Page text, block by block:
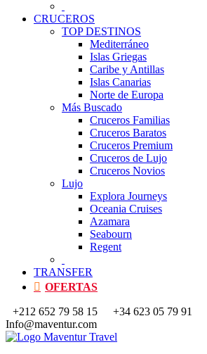
CRUCEROS
TOP DESTINOS
Mediterráneo
Islas Griegas
Caribe y Antillas
Islas Canarias
Norte de Europa
Más Buscado
Cruceros Familias
Cruceros Baratos
Cruceros Premium
Cruceros de Lujo
Cruceros Novios
Lujo
Explora Journeys
Oceania Cruises
Azamara
Seabourn
Regent
TRANSFER
OFERTAS
+212 652 79 58 15
+34 623 05 79 91
Info@maventur.com